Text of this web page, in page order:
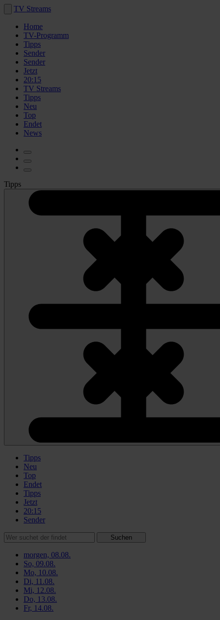
TV Streams
Home
TV-Programm
Tipps
Sender
Sender
Jetzt
20:15
TV Streams
Tipps
Neu
Top
Endet
News
Tipps
Tipps
Neu
Top
Endet
Tipps
Jetzt
20:15
Sender
Suchen
morgen, 08.08.
So, 09.08.
Mo, 10.08.
Di, 11.08.
Mi, 12.08.
Do, 13.08.
Fr, 14.08.